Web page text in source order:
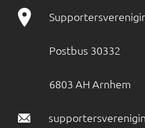
Postbus 30332
6803 AH Arnhem